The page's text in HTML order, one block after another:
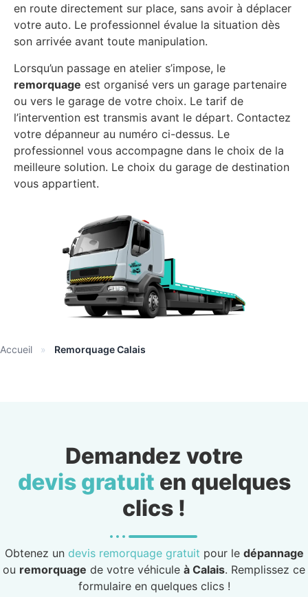
en route directement sur place, sans avoir à déplacer
votre auto. Le professionnel évalue la situation dès
son arrivée avant toute manipulation.
Lorsqu’un passage en atelier s’impose, le
remorquage est organisé vers un garage partenaire
ou vers le garage de votre choix. Le tarif de
l’intervention est transmis avant le départ. Contactez
votre dépanneur au numéro ci-dessus. Le
professionnel vous accompagne dans le choix de la
meilleure solution. Le choix du garage de destination
vous appartient.
Accueil » Remorquage Calais
Demandez votre
devis gratuit en quelques
clics !
Obtenez un devis remorquage gratuit pour le dépannage
ou remorquage de votre véhicule à Calais. Remplissez ce
formulaire en quelques clics !